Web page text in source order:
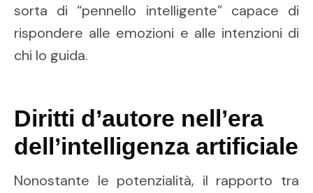
sorta di “pennello intelligente” capace di
rispondere alle emozioni e alle intenzioni di
chi lo guida.
Diritti d’autore nell’era
dell’intelligenza artificiale
Nonostante le potenzialità, il rapporto tra